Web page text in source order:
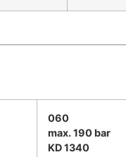
060
max. 190 bar
KD 1340